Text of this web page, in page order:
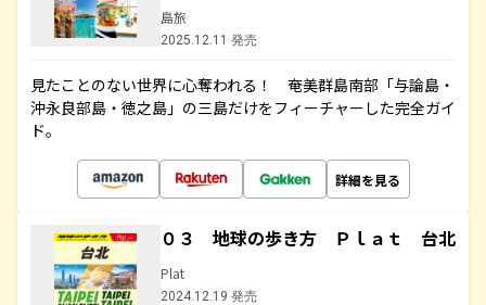
島旅
2025.12.11 発売
見たことのない世界に心奪われる！ 奄美群島南部「与論島・
沖永良部島・徳之島」の三島だけをフィーチャーした完全ガイ
ド。
詳細を見る
０３ 地球の歩き方 Ｐｌａｔ 台北
Plat
2024.12.19 発売